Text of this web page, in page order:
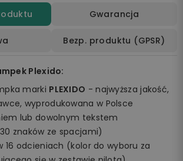
Gwarancja
Bezp. produktu (GPSR)
Plexido:
marki PLEXIDO - najwyższa jakość,
wyprodukowana w Polsce
lub dowolnym tekstem
znaków ze spacjami)
16 odcieniach (kolor do wyboru za